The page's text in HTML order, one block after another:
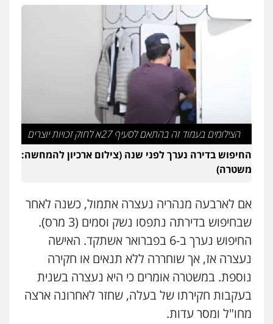
משרד עורכי דין חן ברוך
פלילי דיני תעבורה מעצרים וחקירות
0505078733
משרד עורכי דין טאי שרקי
פלילי תעבורה
0547556464
עו"ד אילן אלימלך
פלילי פשיעה חמורה תעבורה אסירים
עו"ד שאדי נאטור
פלילי פשיעה חמורה מעצרים וחקירות
0509230800
גיל דביר – משרד עורכי דין
פלילי פשיעה כלכלית צווארון לבן
0506217771
הצילומים בעמוד זה בהתאם לסעיף 27א לחוק זכויות יוצרים
החיפוש בדירה נערך לפני שנה (צילום ארכיון להמחשה:
משטרה)
אם לארבעה מנהריה נעצרה אתמול, כשנה לאחר
שבחיפוש בדירתה נתפסו נשק וסמים (3 מרס).
החיפוש נערך ב-6 בפברואר אשתקד. האישה
נעצרה אז, אך שוחררה ללא תנאים או חקירה
נוספת. במשטרה אומרים כי היא נעצרה בשנית
בעקבות חקירתו של בעלה, שחזר לאחרונה ארצה
מחו"ל ומסר עדות.